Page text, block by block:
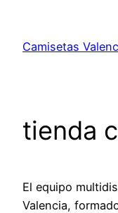
contenido
Camisetas
tienda
El equipo
Valencia,